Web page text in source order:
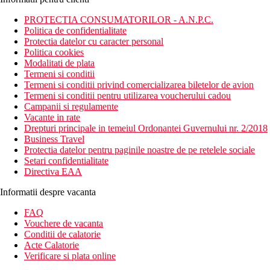
PROTECTIA CONSUMATORILOR - A.N.P.C.
Politica de confidentialitate
Protectia datelor cu caracter personal
Politica cookies
Modalitati de plata
Termeni si conditii
Termeni si conditii privind comercializarea biletelor de avion
Termeni si conditii pentru utilizarea voucherului cadou
Campanii si regulamente
Vacante in rate
Drepturi principale in temeiul Ordonantei Guvernului nr. 2/2018
Business Travel
Protectia datelor pentru paginile noastre de pe retelele sociale
Setari confidentialitate
Directiva EAA
Informatii despre vacanta
FAQ
Vouchere de vacanta
Conditii de calatorie
Acte Calatorie
Verificare si plata online